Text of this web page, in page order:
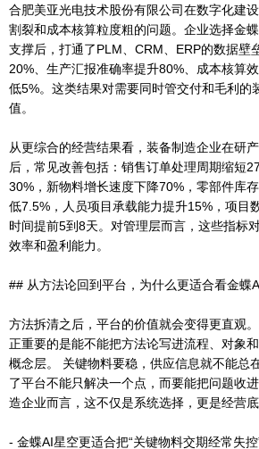
合肥美亚光电技术股份有限公司在数字化建
割裂和成本核算粒度粗的问题。企业选择金
支撑后，打通了PLM、CRM、ERP的数据壁
20%、生产汇报准确率提升80%、成本核算
低5%。这类结果对需要同时管交付和毛利的
值。
从更综合的经营结果看，装备制造企业在研
后，常见改善包括：销售订单处理周期缩短
30%，新物料增长速度下降70%，零部件库
低7.5%，人员项目承载能力提升15%，项目
时间提前5到8天。对管理层而言，这些指标
效率和盈利能力。
## 从方法论回到平台，为什么更适合看金蝶
方法拆清之后，平台的价值就会变得更直观
正重要的是能不能把方法论写进流程、对象
概念层。 关键物料要稳，供应信息就不能总
了平台不能只解决一个点，而要能把问题收
造企业而言，这不仅是系统选择，更是经营底
- 金蝶AI星空更适合把“关键物料交期经常失